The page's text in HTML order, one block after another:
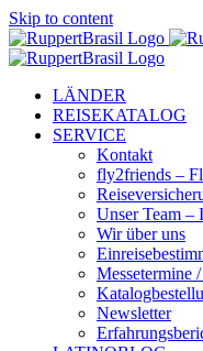
Skip to content
LÄNDER
REISEKATALOG
SERVICE
Kontakt
fly2friends –
Unser Team –
Wir über uns
Messetermine
Newsletter